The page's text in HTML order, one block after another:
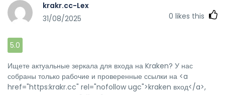
krakr.cc-Lex
31/08/2025
0 likes this
5.0
Ищете актуальные зеркала для входа на Kraken? У нас
собраны только рабочие и проверенные ссылки на <a
href="https:krakr.cc" rel="nofollow ugc">kraken вход</a>,